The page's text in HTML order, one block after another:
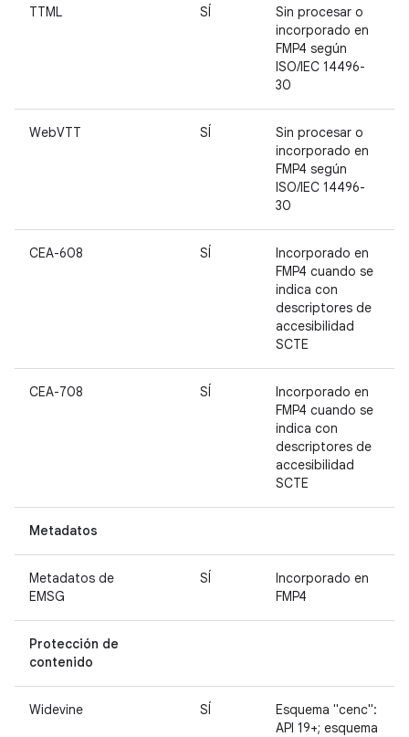
TTML SÍ
Sin procesar o
incorporado en
FMP4 según
ISO/IEC 14496-
30
WebVTT SÍ
Sin procesar o
incorporado en
FMP4 según
ISO/IEC 14496-
30
CEA-608 SÍ
Incorporado en
FMP4 cuando se
indica con
descriptores de
accesibilidad
SCTE
CEA-708 SÍ
Incorporado en
FMP4 cuando se
indica con
descriptores de
accesibilidad
SCTE
Metadatos
Metadatos de
EMSG
SÍ
Incorporado en
FMP4
Protección de
contenido
Widevine SÍ
Esquema "cenc":
API 19+; esquema